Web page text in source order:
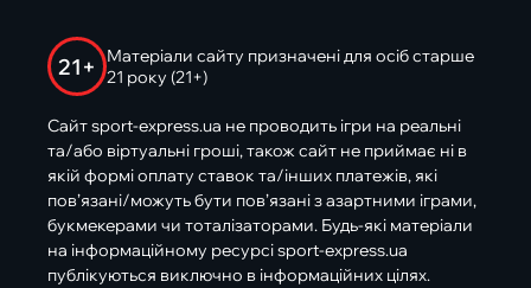
21+
Матеріали сайту призначені для осіб старше
21 року (21+)
Сайт sport-express.ua не проводить ігри на реальні
та/або віртуальні гроші, також сайт не приймає ні в
якій формі оплату ставок та/інших платежів, які
пов’язані/можуть бути пов’язані з азартними іграми,
букмекерами чи тоталізаторами. Будь-які матеріали
на інформаційному ресурсі sport-express.ua
публікуються виключно в інформаційних цілях.